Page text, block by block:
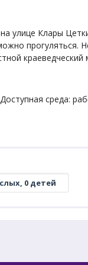
улице Клары
прогуляться.
краеведческий
среда: